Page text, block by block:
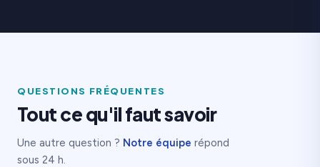
QUESTIONS FRÉQUENTES
Tout ce qu'il faut savoir
Une autre question ? Notre équipe répond
sous 24 h.